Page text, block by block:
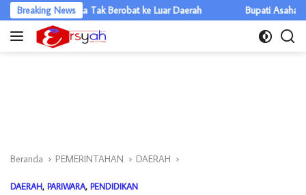
Langsung
ke
Breaking News
Diminta Tak Berobat ke Luar Daerah Bupati Asahan Doa
Beranda PEMERINTAHAN DAERAH
DAERAH, PARIWARA, PENDIDIKAN